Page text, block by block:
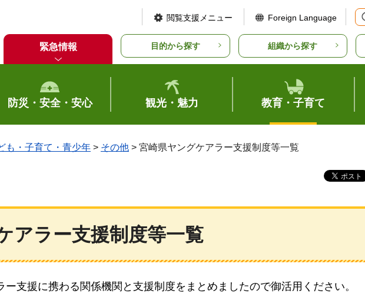
閲覧支援メニュー Foreign Language
緊急情報 目的から探す 組織から探す
防災・安全・安心 観光・魅力 教育・子育て
も・子育て・青少年 > その他 > 宮崎県ヤングケアラー支援制度等一覧
アラー支援制度等一覧
支援に携わる関係機関と支援制度をまとめましたので御活用ください。